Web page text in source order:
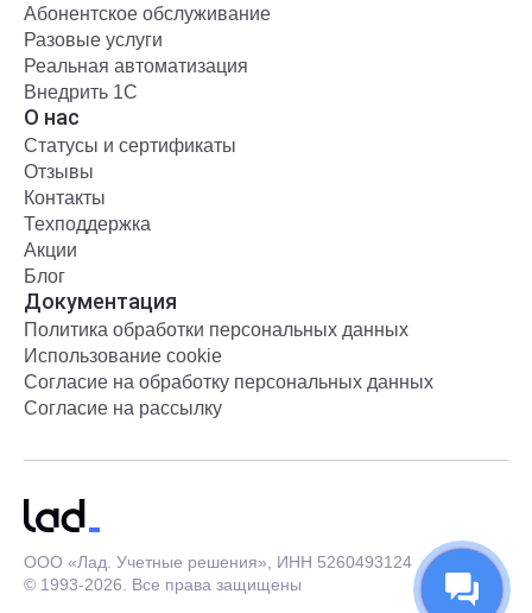
Абонентское обслуживание
Разовые услуги
Реальная автоматизация
Внедрить 1С
О нас
Статусы и сертификаты
Отзывы
Контакты
Техподдержка
Акции
Блог
Документация
Политика обработки персональных данных
Использование cookie
Согласие на обработку персональных данных
Согласие на рассылку
ООО «Лад. Учетные решения», ИНН 5260493124
© 1993-2026. Все права защищены